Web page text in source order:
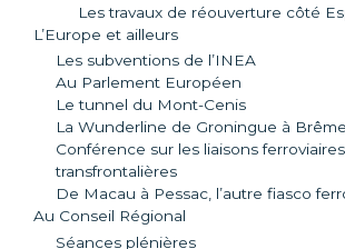
Les travaux de réouverture côté
L’Europe et ailleurs
Les subventions de l’INEA
Au Parlement Européen
Le tunnel du Mont-Cenis
La Wunderline de Groningue à Brême
Conférence sur les liaisons ferroviaires
transfrontalières
De Macau à Pessac, l’autre fiasco
Au Conseil Régional
Séances plénières